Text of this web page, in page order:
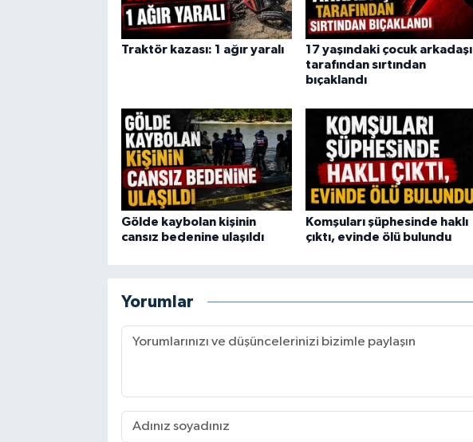
Traktör kazası: 1 ağır yaralı
17 yaşındaki çocuk arkadaşı
tarafından sırtından
bıçaklandı
Gölde kaybolan kişinin
cansız bedenine ulaşıldı
Komşuları şüphesinde haklı
çıktı, evinde ölü bulundu
Yorumlar